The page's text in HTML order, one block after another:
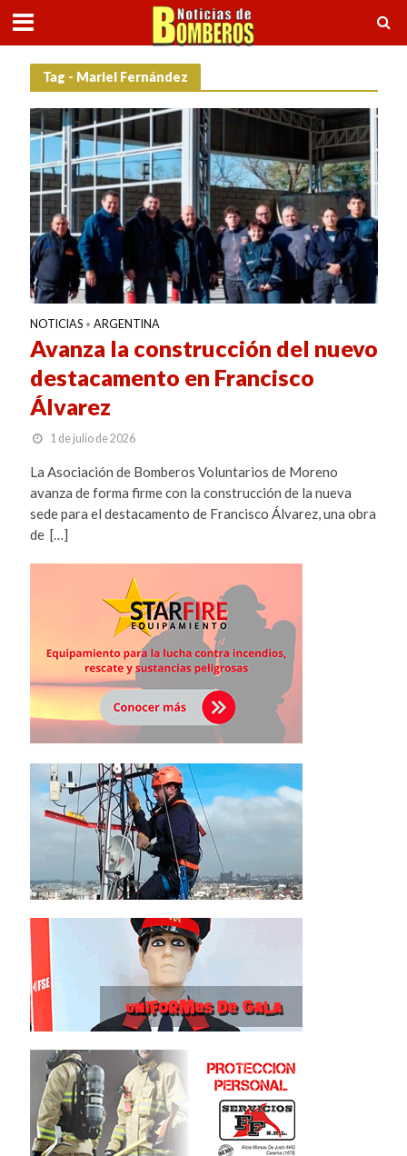
Tag - Mariel Fernández
NOTICIAS • ARGENTINA
Avanza la construcción del nuevo
destacamento en Francisco
Álvarez
1 de julio de 2026
La Asociación de Bomberos Voluntarios de Moreno
avanza de forma firme con la construcción de la nueva
sede para el destacamento de Francisco Álvarez, una obra
de […]